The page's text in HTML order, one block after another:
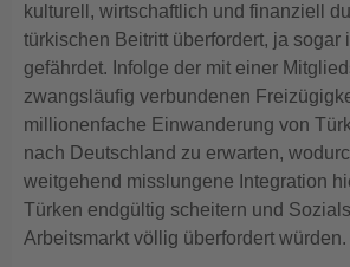
kulturell, wirtschaftlich und finanziell
türkischen Beitritt überfordert, ja sogar
gefährdet. Infolge der mit einer
zwangsläufig verbundenen
millionenfache Einwanderung von
nach Deutschland zu erwarten,
weitgehend misslungene Integration
Türken endgültig scheitern und
Arbeitsmarkt völlig überfordert würden.